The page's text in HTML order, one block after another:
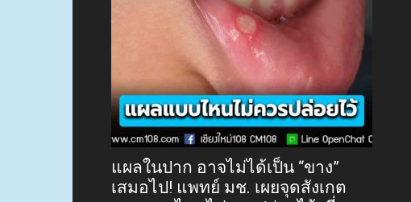
แผลในปาก อาจไม่ได้เป็น “ขาง”
เสมอไป! แพทย์ มช. เผยจุดสังเกต